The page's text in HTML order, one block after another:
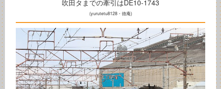
吹田タまでの牽引はDE10-1743
(yurutetu8128・徳庵)